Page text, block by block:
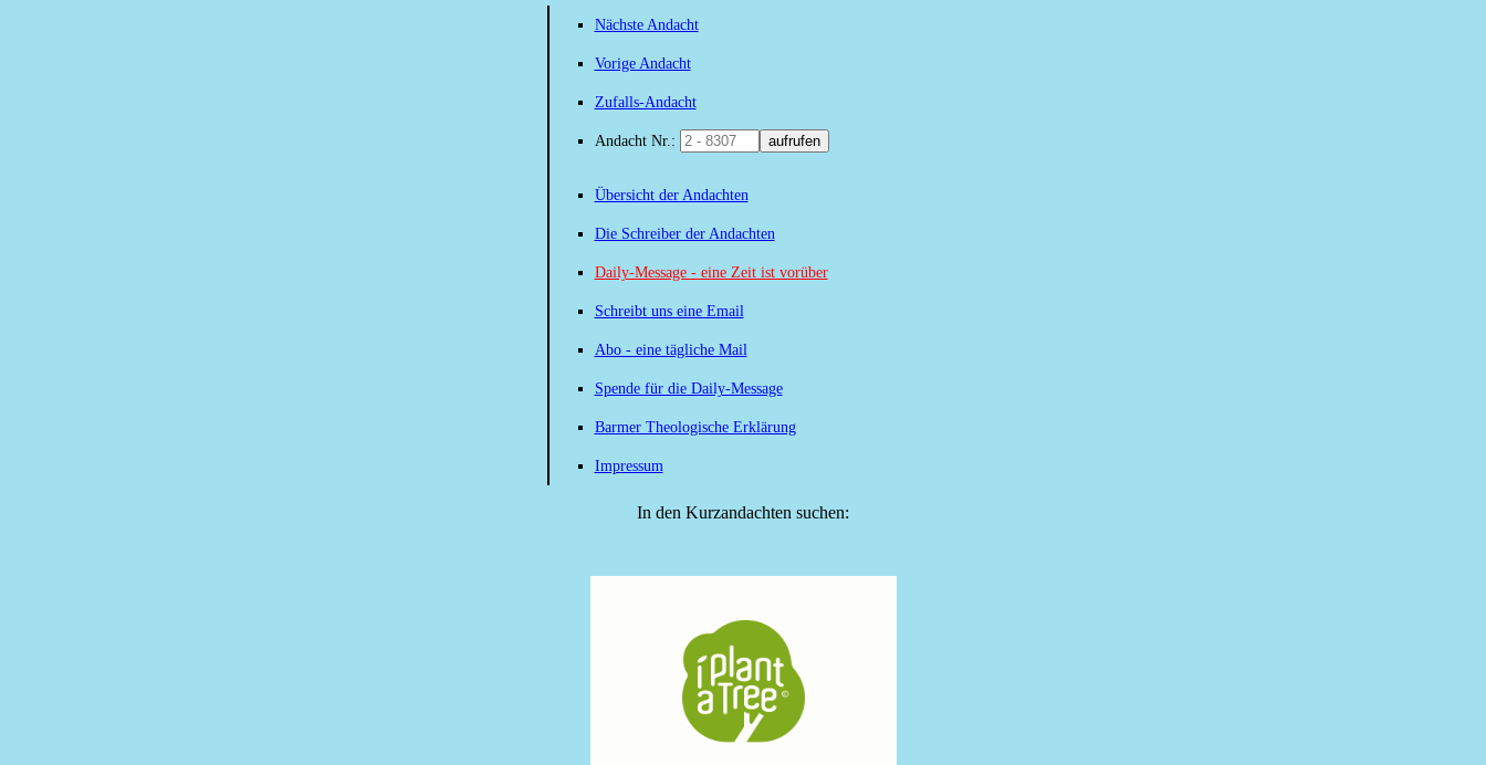
Nächste Andacht
Vorige Andacht
Zufalls-Andacht
Andacht Nr.: aufrufen
Übersicht der Andachten
Die Schreiber der Andachten
Daily-Message - eine Zeit ist vorüber
Schreibt uns eine Email
Abo - eine tägliche Mail
Spende für die Daily-Message
Barmer Theologische Erklärung
Impressum
In den Kurzandachten suchen: